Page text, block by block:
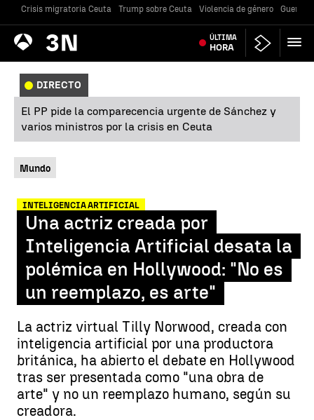
Crisis migratoria Ceuta Trump sobre Ceuta Violencia de género Guerra
Antena
3 Noticias ÚLTIMA
HORA
DIRECTO
El PP pide la comparecencia urgente de Sánchez y
varios ministros por la crisis en Ceuta
Mundo
INTELIGENCIA ARTIFICIAL
Una actriz creada por
Inteligencia Artificial desata la
polémica en Hollywood: "No es
un reemplazo, es arte"
La actriz virtual Tilly Norwood, creada con
inteligencia artificial por una productora
británica, ha abierto el debate en Hollywood
tras ser presentada como "una obra de
arte" y no un reemplazo humano, según su
creadora.